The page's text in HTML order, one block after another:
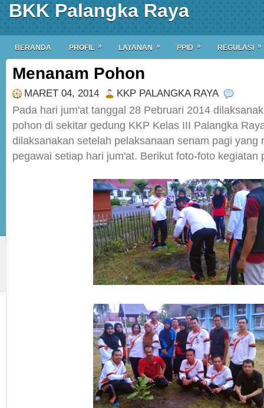
BKK Palangka Raya
BERANDA PROFIL » LAYANAN » PPID » REGULASI »
Menanam Pohon
MARET 04, 2014 KKP PALANGKA RAYA
Pada hari jum'at tanggal 28 Pebruari 2014
pohon di sekitar gedung KKP Kelas III Palangka
dilaksanakan setelah pelaksanaan senam pagi yang
pegawai setiap hari jum'at. Berikut foto-foto kegiatan